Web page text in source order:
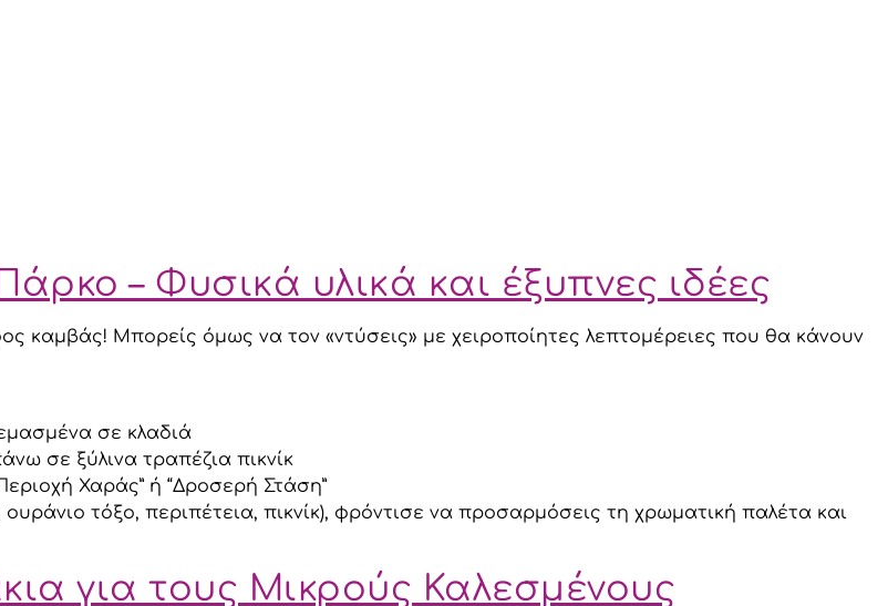
– Φυσικά υλικά και έξυπνες ιδέες
καμβάς! Μπορείς όμως να τον «ντύσεις» με χειροποίητες λεπτομέρειες που θα κάνουν
σε κλαδιά
σε ξύλινα τραπέζια πικνίκ
Χαράς” ή “Δροσερή Στάση”
τόξο, περιπέτεια, πικνίκ), φρόντισε να προσαρμόσεις τη χρωματική παλέτα και
για τους Μικρούς Καλεσμένους